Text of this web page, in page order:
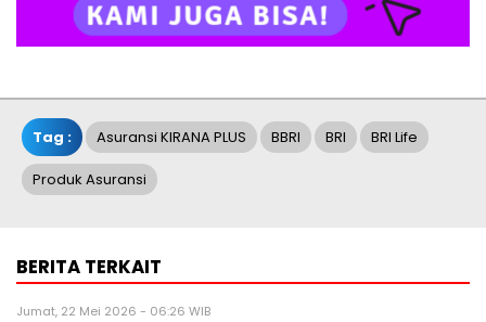
Tag : Asuransi KIRANA PLUS BBRI BRI BRI Life
Produk Asuransi
BERITA TERKAIT
Jumat, 22 Mei 2026 - 06:26 WIB